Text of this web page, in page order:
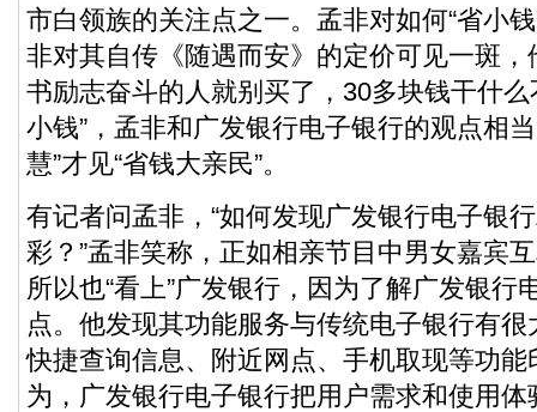
市白领族的关注点之一。孟非对如何“省小
非对其自传《随遇而安》的定价可见一斑，
书励志奋斗的人就别买了，30多块钱干什么
小钱”，孟非和广发银行电子银行的观点相
慧”才见“省钱大亲民”。
有记者问孟非，“如何发现广发银行电子银
彩？”孟非笑称，正如相亲节目中男女嘉宾
所以也“看上”广发银行，因为了解广发银行
点。他发现其功能服务与传统电子银行有
快捷查询信息、附近网点、手机取现等功
为，广发银行电子银行把用户需求和使用